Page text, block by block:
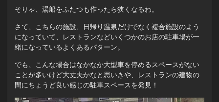
そりゃ、湯船をふたつも作ったら狭くなるわ。
さて、こちらの施設、日帰り温泉だけでなく複合施設のよう
になっていて、レストランなどいくつかのお店の駐車場が一
緒になっているよくあるパターン。
でも、こんな場合はなかなか大型車を停めるスペースがない
ことが多いけど大丈夫かなと思いきや、レストランの建物の
間にちょうど良い感じの駐車スペースを発見！